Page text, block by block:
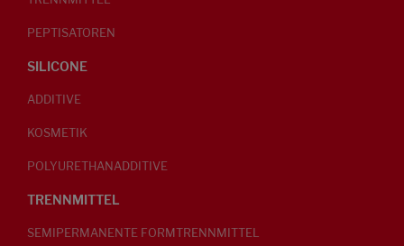
PEPTISATOREN
SILICONE
ADDITIVE
KOSMETIK
POLYURETHANADDITIVE
TRENNMITTEL
SEMIPERMANENTE FORMTRENNMITTEL